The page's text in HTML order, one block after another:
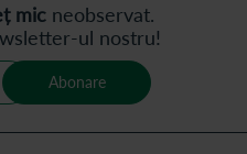
mic neobservat.
ul nostru!
Abonare